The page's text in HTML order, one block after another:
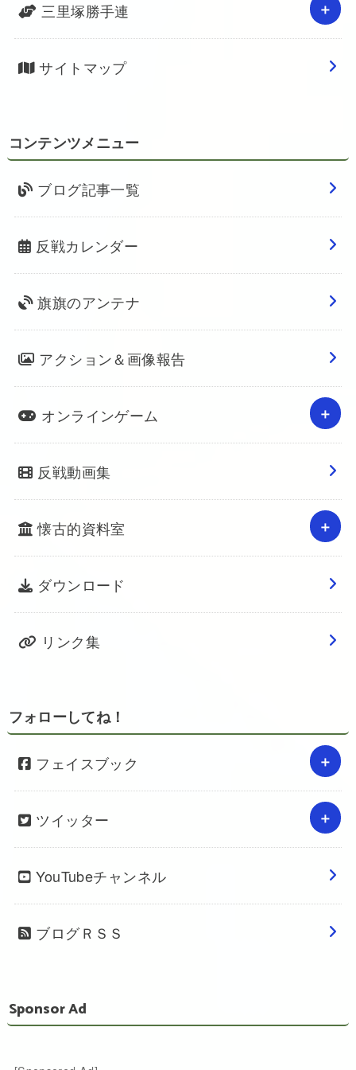
三里塚勝手連
サイトマップ
コンテンツメニュー
ブログ記事一覧
反戦カレンダー
旗旗のアンテナ
アクション＆画像報告
オンラインゲーム
反戦動画集
懐古的資料室
ダウンロード
リンク集
フォローしてね！
フェイスブック
ツイッター
YouTubeチャンネル
ブログＲＳＳ
Sponsor Ad